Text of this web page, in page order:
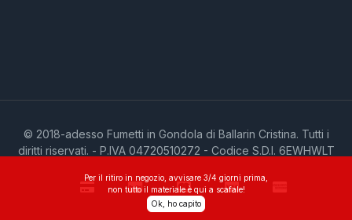
© 2018-adesso Fumetti in Gondola di Ballarin Cristina. Tutti i
diritti riservati. - P.IVA 04720510272 - Codice S.D.I. 6EWHWLT
Per il ritiro in negozio, avvisare 3/4 giorni prima,
non tutto il materiale è qui a scafale!
Ok, ho capito